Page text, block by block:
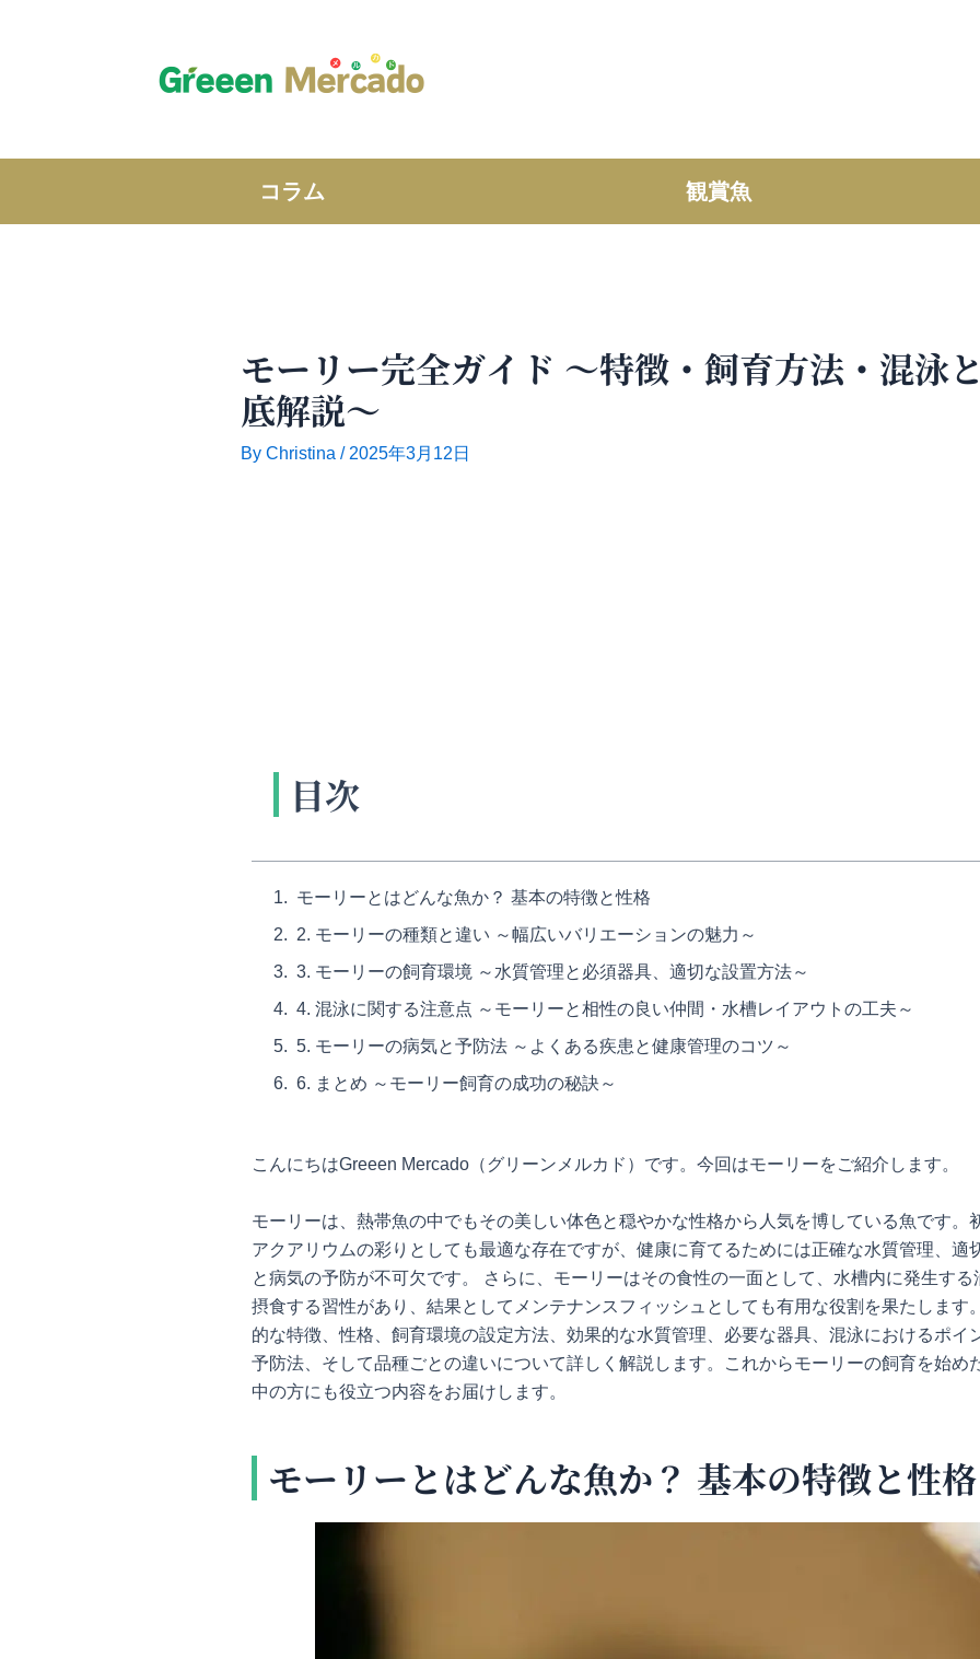
ッ
コラム 観賞魚
モーリー完全ガイド ～特徴・飼育方法・混泳
底解説～
By Christina / 2025年3月12日
目次
モーリーとはどんな魚か？ 基本の特徴と性格
2. モーリーの種類と違い ～幅広いバリエーションの魅力～
3. モーリーの飼育環境 ～水質管理と必須器具、適切な設置方法～
4. 混泳に関する注意点 ～モーリーと相性の良い仲間・水槽レイアウトの工夫～
5. モーリーの病気と予防法 ～よくある疾患と健康管理のコツ～
6. まとめ ～モーリー飼育の成功の秘訣～
こんにちはGreeen Mercado（グリーンメルカド）です。今回はモーリーをご紹介します。
モーリーは、熱帯魚の中でもその美しい体色と穏やかな性格から人気を博している魚です。
アクアリウムの彩りとしても最適な存在ですが、健康に育てるためには正確な水質管理、適
と病気の予防が不可欠です。 さらに、モーリーはその食性の一面として、水槽内に発生す
摂食する習性があり、結果としてメンテナンスフィッシュとしても有用な役割を果たします
的な特徴、性格、飼育環境の設定方法、効果的な水質管理、必要な器具、混泳におけるポイ
予防法、そして品種ごとの違いについて詳しく解説します。これからモーリーの飼育を始め
中の方にも役立つ内容をお届けします。
モーリーとはどんな魚か？ 基本の特徴と性格